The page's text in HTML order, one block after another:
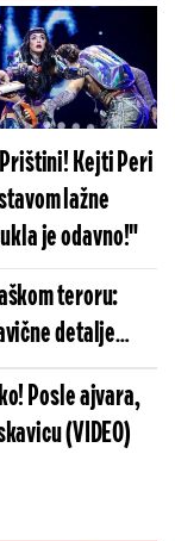
integritet
Kejti Peri
lažne
je odavno!"
teroru:
detalje
i kolona
Posle ajvara,
(VIDEO)